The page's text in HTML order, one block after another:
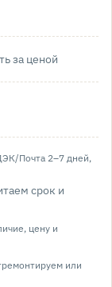
за ценой
Почта 2–7 дней,
срок и
цену и
или